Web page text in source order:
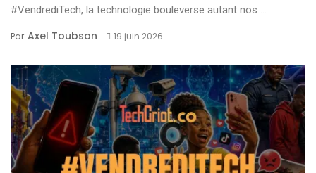
#VendrediTech, la technologie bouleverse autant nos ...
Par Axel Toubson 19 juin 2026